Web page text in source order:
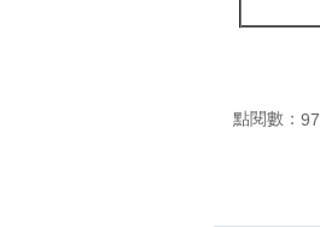
點閱數：